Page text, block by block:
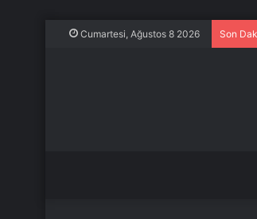
Cumartesi, Ağustos 8 2026 Son